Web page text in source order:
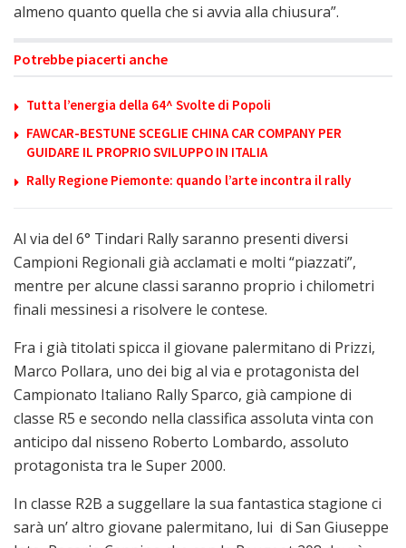
almeno quanto quella che si avvia alla chiusura”.
Potrebbe piacerti anche
Tutta l’energia della 64^ Svolte di Popoli
FAWCAR-BESTUNE SCEGLIE CHINA CAR COMPANY PER
GUIDARE IL PROPRIO SVILUPPO IN ITALIA
Rally Regione Piemonte: quando l’arte incontra il rally
Al via del 6° Tindari Rally saranno presenti diversi
Campioni Regionali già acclamati e molti “piazzati”,
mentre per alcune classi saranno proprio i chilometri
finali messinesi a risolvere le contese.
Fra i già titolati spicca il giovane palermitano di Prizzi,
Marco Pollara, uno dei big al via e protagonista del
Campionato Italiano Rally Sparco, già campione di
classe R5 e secondo nella classifica assoluta vinta con
anticipo dal nisseno Roberto Lombardo, assoluto
protagonista tra le Super 2000.
In classe R2B a suggellare la sua fantastica stagione ci
sarà un’ altro giovane palermitano, lui di San Giuseppe